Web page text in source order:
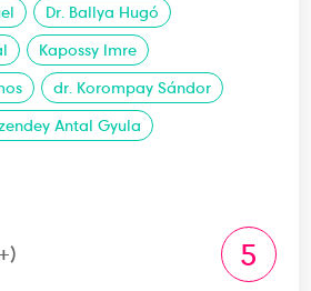
Dr. Ballya Hugó
Kapossy Imre
dr. Korompay Sándor
Antal Gyula
5